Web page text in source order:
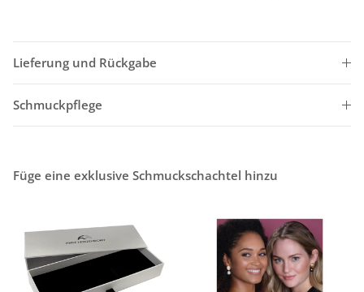
Lieferung und Rückgabe
Schmuckpflege
Füge eine exklusive Schmuckschachtel hinzu